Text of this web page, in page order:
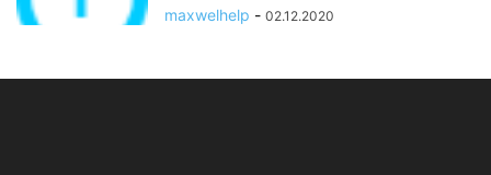
maxwelhelp - 02.12.2020